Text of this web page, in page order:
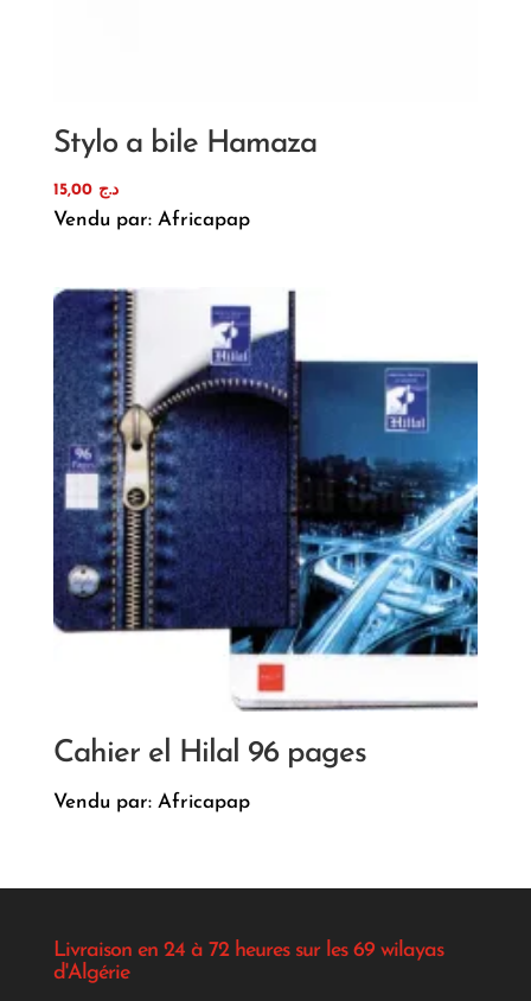
Stylo a bile Hamaza
د.ج 15,00
Vendu par: Africapap
Cahier el Hilal 96 pages
Vendu par: Africapap
Livraison en 24 à 72 heures sur les 69 wilayas
d'Algérie